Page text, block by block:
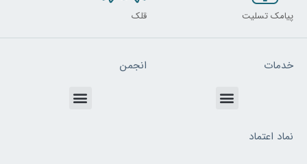
پیامک تسلیت قلک
خدمات
Menu
انجمن
Menu
نماد اعتماد